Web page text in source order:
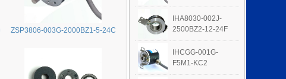
ZSP3806-003G-2000BZ1-5-24C
IHA8030-002J-
2500BZ2-12-24F
IHCGG-001G-
F5M1-KC2